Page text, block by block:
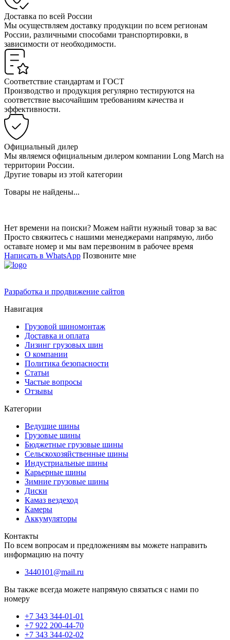
Доставка по всей России
Мы осуществляем доставку продукции по всем регионам
России, различными способами транспортировки, в
зависимости от необходимости.
Соответствие стандартам и ГОСТ
Производство и продукция регулярно тестируются на
соответствие высочайшим требованиям качества и
эффективности.
Официальный дилер
Мы являемся официальным дилером компании Long March на
территории России.
Другие товары из этой категории
Товары не найдены...
Нет времени на поиски? Можем найти нужный товар за вас
Просто свяжитесь с нашими менеджерами напрямую, либо
оставьте номер и мы вам перезвоним в рабочее время
Написать в WhatsApp Позвоните мне
Разработка и продвижение сайтов
Навигация
Грузовой шиномонтаж
Доставка и оплата
Лизинг грузовых шин
О компании
Политика безопасности
Статьи
Частые вопросы
Отзывы
Категории
Ведущие шины
Грузовые шины
Бюджетные грузовые шины
Сельскохозяйственные шины
Индустриальные шины
Карьерные шины
Зимние грузовые шины
Диски
Камаз вездеход
Камеры
Аккумуляторы
Контакты
По всем вопросам и предложениям вы можете направить
информацию на почту
3440101@mail.ru
Вы также всегда можете напрямую связаться с нами по
номеру
+7 343 344-01-01
+7 922 200-44-70
+7 343 344-02-02